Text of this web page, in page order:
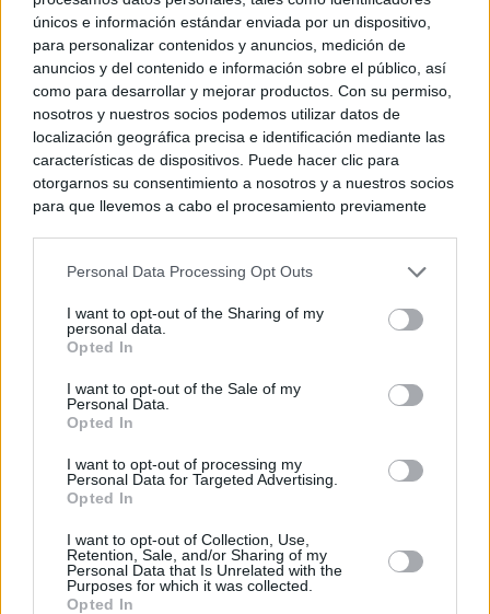
únicos e información estándar enviada por un dispositivo,
para personalizar contenidos y anuncios, medición de
anuncios y del contenido e información sobre el público, así
como para desarrollar y mejorar productos. Con su permiso,
nosotros y nuestros socios podemos utilizar datos de
localización geográfica precisa e identificación mediante las
características de dispositivos. Puede hacer clic para
otorgarnos su consentimiento a nosotros y a nuestros socios
para que llevemos a cabo el procesamiento previamente
negar su consentimiento. Tenga en cuenta que algún
de su consentimiento, pero usted tiene el derecho de
rechazar tal procesamiento. Sus preferencias se aplicarán
cualquier momento entrando de nuevo en este sitio web o
visitando nuestra política de privacidad.
Personal Data Processing Opt Outs
I want to opt-out of the Sharing of my
personal data.
Opted In
I want to opt-out of the Sale of my
Personal Data.
Opted In
I want to opt-out of processing my
Personal Data for Targeted Advertising.
Opted In
I want to opt-out of Collection, Use,
Retention, Sale, and/or Sharing of my
Personal Data that Is Unrelated with the
Purposes for which it was collected.
Opted In
© Kiosko.net Aviso Legal Privacidad y Cookies